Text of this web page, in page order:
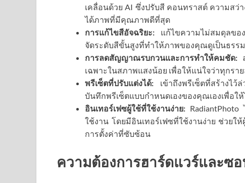
เคลื่อนด้วย AI ซึ่งปรับสี คอนทราสต์ ความสว่
ได้ภาพที่มีคุณภาพดีที่สุด
การแก้ไขสีอัจฉริยะ: แก้ไขความไม่สมดุลขอ
จัดระดับสีขั้นสูงที่ทำให้ภาพของคุณดูเป็นธรร
การลดสัญญาณรบกวนและการทำให้คมชัด:
เฉพาะในสภาพแสงน้อย เพื่อให้แน่ใจว่าทุกรา
พรีเซ็ตที่ปรับแต่งได้: เข้าถึงพรีเซ็ตที่สร้างไว้
บันทึกพรีเซ็ตแบบกำหนดเองของคุณเองเพื่อ
อินเทอร์เฟซผู้ใช้ที่ใช้งานง่าย:
ใช้งาน โดยมีอินเทอร์เฟซที่ใช้งานง่าย ช่วยใ
การตั้งค่าที่ซับซ้อน
ความต้องการฮาร์ดแวร์และซ